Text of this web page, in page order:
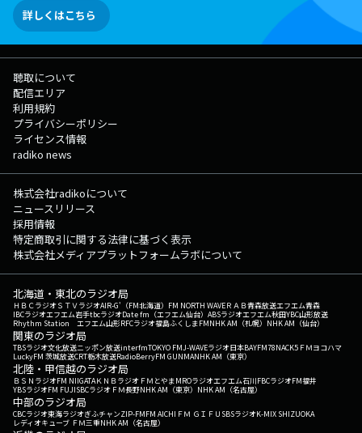
詳しくはこちら
聴取について
配信エリア
利用規約
プライバシーポリシー
ライセンス情報
radiko news
株式会社radikoについて
ニュースリリース
採用情報
特定商取引に関する法律に基づく表示
株式会社メディアプラットフォームラボについて
北海道・東北のラジオ局
ＨＢＣラジオＳＴＶラジオAIR-G'（FM北海道） FM NORTH WAVEＲＡＢ青森放送エフエム青森
IBCラジオエフエム岩手tbcラジオDate fm（エフエム仙台） ABSラジオエフエム秋田YBC山形放送
Rhythm Station エフエム山形RFCラジオ福島ふくしまFMNHK AM（札幌） NHK AM（仙台）
関東のラジオ局
TBSラジオ文化放送ニッポン放送interfmTOKYO FMJ-WAVEラジオ日本BAYFM78NACK5 ＦＭヨコハマ
LuckyFM 茨城放送CRT栃木放送RadioBerryFM GUNMANHK AM（東京）
北陸・甲信越のラジオ局
ＢＳＮラジオFM NIIGATAＫＮＢラジオ ＦＭとやまMROラジオエフエム石川FBCラジオFM福井
YBSラジオFM FUJISBCラジオ ＦＭ長野NHK AM（東京） NHK AM（名古屋）
中部のラジオ局
CBCラジオ東海ラジオぎふチャンZIP-FMFM AICHI ＦＭ ＧＩＦＵ SBSラジオK-MIX SHIZUOKA
レディオキューブ ＦＭ三重NHK AM（名古屋）